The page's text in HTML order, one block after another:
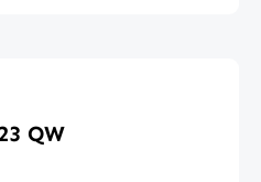
Chardonnay 'S' 2023 QW